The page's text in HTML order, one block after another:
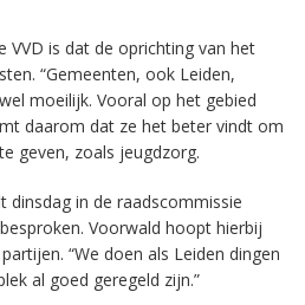
is dat de oprichting van het
“Gemeenten, ook Leiden,
moeilijk. Vooral op het gebied
daarom dat ze het beter vindt om
geven, zoals jeugdzorg.
dinsdag in de raadscommissie
Voorwald hoopt hierbij
“We doen als Leiden dingen
al goed geregeld zijn.”